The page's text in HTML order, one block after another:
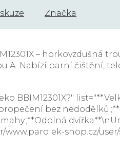
Značka
– horkovzdušná
A. Nabízí parní čištění,
BBIM12301X?"
bez
shop.cz/user/